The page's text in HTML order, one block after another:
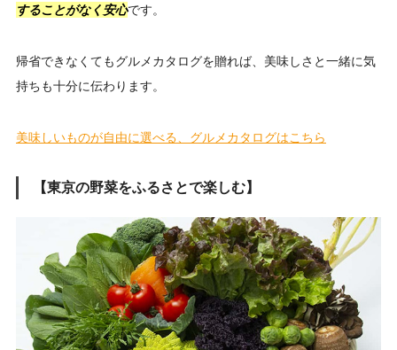
することがなく安心です。
帰省できなくてもグルメカタログを贈れば、美味しさと一緒に気
持ちも十分に伝わります。
美味しいものが自由に選べる、グルメカタログはこちら
【東京の野菜をふるさとで楽しむ】